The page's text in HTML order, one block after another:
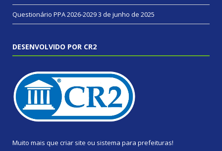
Questionário PPA 2026-20293 de junho de 2025
DESENVOLVIDO POR CR2
Muito mais que criar site ou sistema para prefeituras!